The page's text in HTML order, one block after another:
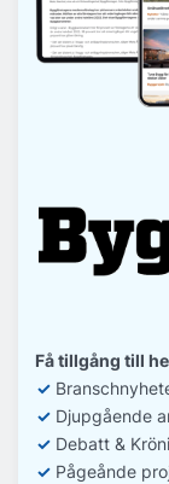
Få tillgång till
✓
✓ Djupgående
✓ Debatt &
✓ Pågeånde